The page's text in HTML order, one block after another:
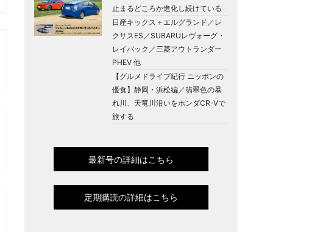
止まるどころか進化し続けている
日産キックス＋エルグランド／レ
クサスES／SUBARUレヴォーグ・
レイバック／三菱アウトランダー
PHEV 他
【グルメドライブ紀行 ニッポンの
優食】静岡・浜松編／翡翠色の暴
れ川、天竜川沿いをホンダCR-Vで
旅する
最新号の詳細はこちら
定期購読の詳細はこちら